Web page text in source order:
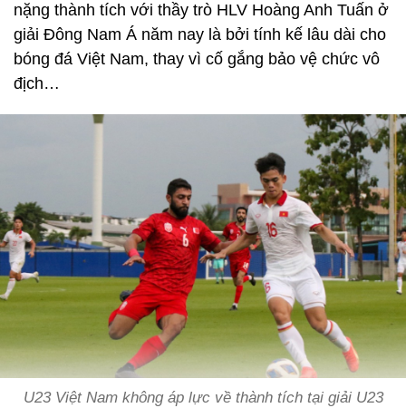
nặng thành tích với thầy trò HLV Hoàng Anh Tuấn ở
giải Đông Nam Á năm nay là bởi tính kế lâu dài cho
bóng đá Việt Nam, thay vì cố gắng bảo vệ chức vô
địch…
U23 Việt Nam không áp lực về thành tích tại giải U23